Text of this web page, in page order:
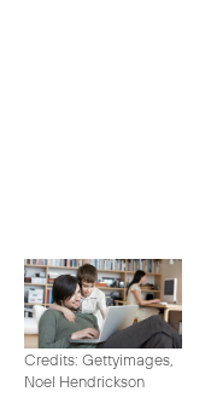
Credits: Gettyimages,
Noel Hendrickson